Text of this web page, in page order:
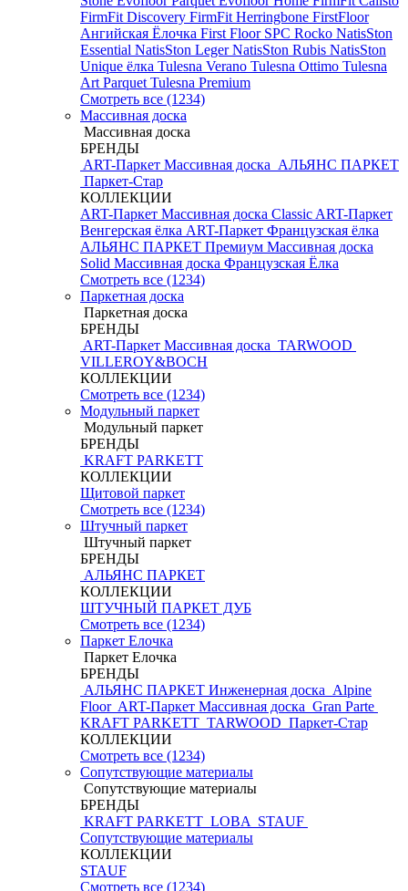
FirmFit Discovery FirmFit Herringbone FirstFloor
Ангийская Ёлочка First Floor SPC Rocko NatisSton
Essential NatisSton LegerNatisSton Rubis NatisSton
Unique ёлка Tulesna Verano Tulesna Ottimo Tulesna
Art Parquet Tulesna Premium
Смотреть все (1234)
Массивная доска
Массивная доска
БРЕНДЫ
ART-Паркет Массивная доска АЛЬЯНС ПАРКЕТ
Паркет-Стар
КОЛЛЕКЦИИ
ART-Паркет Массивная доска Classic ART-Паркет
Венгерская ёлка ART-Паркет Французская ёлка
АЛЬЯНС ПАРКЕТ Премиум Массивная доска
Solid Массивная доска Французская Ёлка
Смотреть все (1234)
Паркетная доска
Паркетная доска
БРЕНДЫ
ART-Паркет Массивная доска TARWOOD
VILLEROY&BOCH
КОЛЛЕКЦИИ
Смотреть все (1234)
Модульный паркет
Модульный паркет
БРЕНДЫ
KRAFT PARKETT
КОЛЛЕКЦИИ
Щитовой паркет
Смотреть все (1234)
Штучный паркет
Штучный паркет
БРЕНДЫ
АЛЬЯНС ПАРКЕТ
КОЛЛЕКЦИИ
ШТУЧНЫЙ ПАРКЕТ ДУБ
Смотреть все (1234)
Паркет Елочка
Паркет Елочка
БРЕНДЫ
АЛЬЯНС ПАРКЕТ Инженерная доска Alpine
Floor ART-Паркет Массивная доска Gran Parte
KRAFT PARKETT TARWOOD Паркет-Стар
КОЛЛЕКЦИИ
Смотреть все (1234)
Сопутствующие материалы
Сопутствующие материалы
БРЕНДЫ
KRAFT PARKETT LOBA STAUF
Сопутствующие материалы
КОЛЛЕКЦИИ
STAUF
Смотреть все (1234)